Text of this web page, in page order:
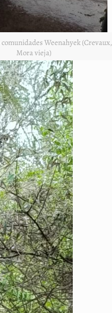
Weenahyek (Crevaux,
Mora vieja)